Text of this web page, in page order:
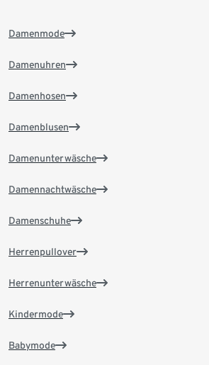
Damenmode
Damenuhren
Damenhosen
Damenblusen
Damenunterwäsche
Damennachtwäsche
Damenschuhe
Herrenpullover
Herrenunterwäsche
Kindermode
Babymode